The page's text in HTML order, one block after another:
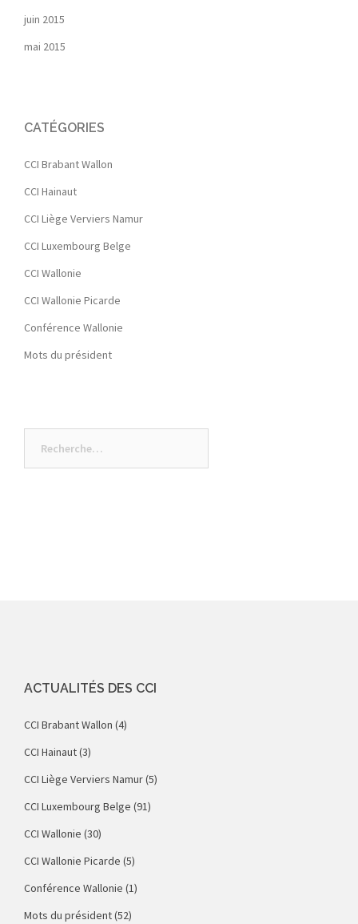
juin 2015
mai 2015
CATÉGORIES
CCI Brabant Wallon
CCI Hainaut
CCI Liège Verviers Namur
CCI Luxembourg Belge
CCI Wallonie
CCI Wallonie Picarde
Conférence Wallonie
Mots du président
ACTUALITÉS DES CCI
CCI Brabant Wallon (4)
CCI Hainaut(3)
CCI Liège Verviers Namur(5)
CCI Luxembourg Belge (91)
CCI Wallonie (30)
CCI Wallonie Picarde (5)
Conférence Wallonie (1)
Mots du président(52)